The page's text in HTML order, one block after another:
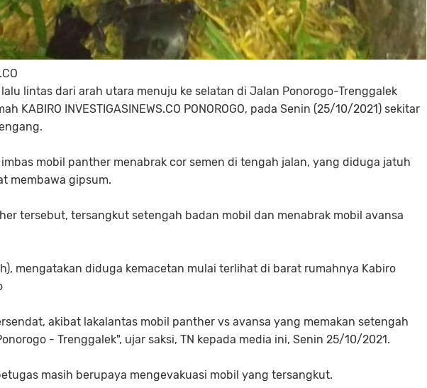
lalu lintas dari arah utara menuju ke selatan di Jalan Ponorogo-Trenggalek
KABIRO INVESTIGASINEWS.CO PONOROGO, pada Senin (25/10/2021) sekitar
mobil panther menabrak cor semen di tengah jalan, yang diduga jatuh
membawa gipsum.
tersebut, tersangkut setengah badan mobil dan menabrak mobil avansa
mengatakan diduga kemacetan mulai terlihat di barat rumahnya Kabiro
akibat lakalantas mobil panther vs avansa yang memakan setengah
- Trenggalek", ujar saksi, TN kepada media ini, Senin 25/10/2021.
masih berupaya mengevakuasi mobil yang tersangkut.